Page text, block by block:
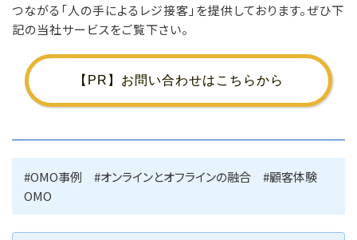
つながる「人の手によるレジ接客」を提供しております。ぜひ下
記の当社サービスをご覧下さい。
【PR】お問い合わせはこちらから
#OMO事例 #オンラインとオフラインの融合
#顧客体験
OMO